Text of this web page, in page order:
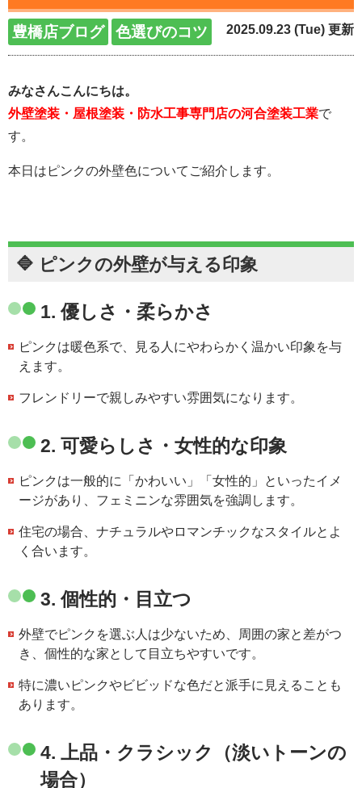
豊橋店ブログ 色選びのコツ 2025.09.23 (Tue) 更新
みなさんこんにちは。
外壁塗装・屋根塗装・防水工事専門店の河合塗装工業で
す。
本日はピンクの外壁色についてご紹介します。
🔷 ピンクの外壁が与える印象
1.優しさ・柔らかさ
ピンクは暖色系で、見る人にやわらかく温かい印象を与
えます。
フレンドリーで親しみやすい雰囲気になります。
2. 可愛らしさ・女性的な印象
ピンクは一般的に「かわいい」「女性的」といったイメ
ージがあり、フェミニンな雰囲気を強調します。
住宅の場合、ナチュラルやロマンチックなスタイルとよ
く合います。
3.個性的・目立つ
外壁でピンクを選ぶ人は少ないため、周囲の家と差がつ
き、個性的な家として目立ちやすいです。
特に濃いピンクやビビッドな色だと派手に見えることも
あります。
4. 上品・クラシック（淡いトーンの
場合）